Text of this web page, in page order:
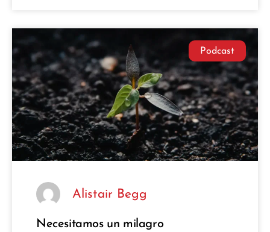
Podcast
Alistair Begg
Necesitamos un milagro